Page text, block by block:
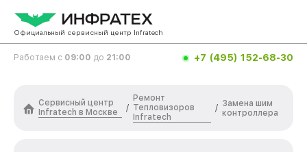
Официальный сервисный центр Infratech
Работаем с 09:00 до 21:00 +7 (495) 152-68-30
Сервисный центр
Infratech в Москве
/
Ремонт
Тепловизоров
Infratech
/ Замена шим
контроллера